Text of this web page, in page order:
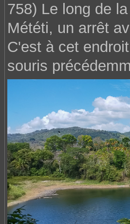
758) Le long de
Météti, un arrêt
C'est à cet
souris